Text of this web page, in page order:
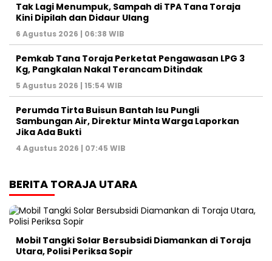
Tak Lagi Menumpuk, Sampah di TPA Tana Toraja
Kini Dipilah dan Didaur Ulang
6 Agustus 2026 | 06:38 WIB
Pemkab Tana Toraja Perketat Pengawasan LPG 3
Kg, Pangkalan Nakal Terancam Ditindak
5 Agustus 2026 | 15:54 WIB
Perumda Tirta Buisun Bantah Isu Pungli
Sambungan Air, Direktur Minta Warga Laporkan
Jika Ada Bukti
4 Agustus 2026 | 07:45 WIB
BERITA TORAJA UTARA
Mobil Tangki Solar Bersubsidi Diamankan di Toraja
Utara, Polisi Periksa Sopir